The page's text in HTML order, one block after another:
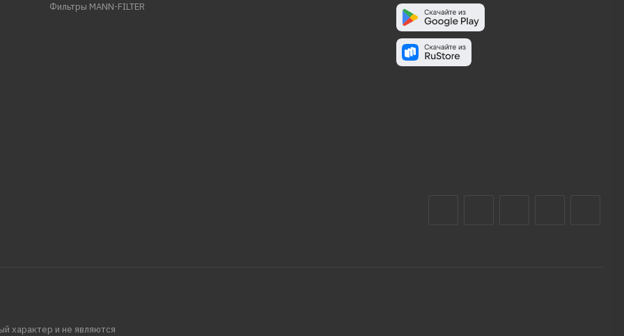
Фильтры MANN-FILTER
характер и не являются